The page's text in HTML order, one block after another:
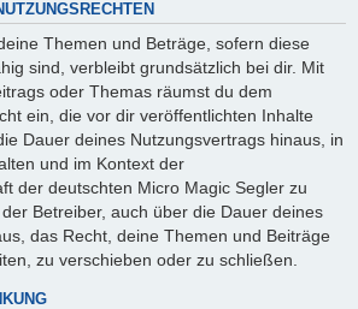
Themen und Beträge, sofern diese
sind, verbleibt grundsätzlich bei dir. Mit
oder Themas räumst du dem
ein, die vor dir veröffentlichten Inhalte
Dauer deines Nutzungsvertrags hinaus, in
und im Kontext der
der deutschten Micro Magic Segler zu
Betreiber, auch über die Dauer deines
das Recht, deine Themen und Beiträge
zu verschieben oder zu schließen.